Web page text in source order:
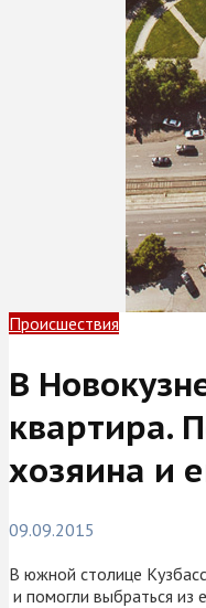
Происшествия
В
квартира.
хозяина и
09.09.2015
В южной столице
и помогли выбраться из